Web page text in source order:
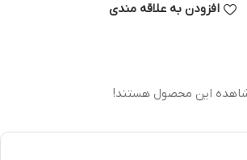
افزودن به علاقه مندی
این محصول هستند!